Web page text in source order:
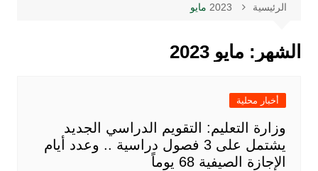
الرئيسية 2023 مايو
الشهر: مايو 2023
أخبار محلية
وزارة التعليم: التقويم الدراسي الجديد
يشتمل على 3 فصول دراسية .. وعدد أيام
الإجازة الصيفية 68 يوماً